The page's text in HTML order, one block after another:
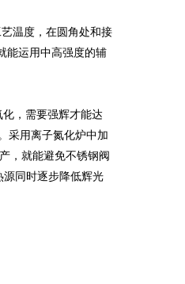
温度，在圆角处和接
能运用中高强度的辅
，需要强辉才能达
采用离子氮化炉中加
，就能避免不锈钢阀
同时逐步降低辉光